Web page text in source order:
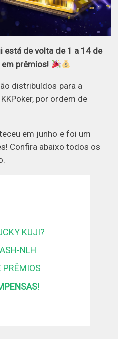
está de volta de 1 a 14 de
prêmios!
distribuídos para a
por ordem de
em junho e foi um
Confira abaixo todos os
KUJI?
NLH
PRÊMIOS
!